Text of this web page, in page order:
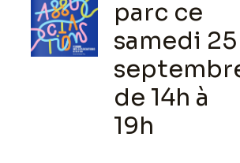
parc ce
samedi 25
de 14h à
19h